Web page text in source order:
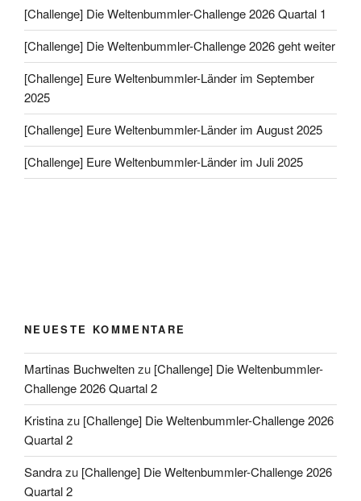
[Challenge] Die Weltenbummler-Challenge 2026 Quartal 1
[Challenge] Die Weltenbummler-Challenge 2026 geht weiter
[Challenge] Eure Weltenbummler-Länder im September
2025
[Challenge] Eure Weltenbummler-Länder im August 2025
[Challenge] Eure Weltenbummler-Länder im Juli 2025
NEUESTE KOMMENTARE
Martinas Buchweltenzu [Challenge] Die Weltenbummler-
Challenge 2026 Quartal 2
Kristinazu [Challenge] Die Weltenbummler-Challenge 2026
Quartal 2
Sandrazu [Challenge] Die Weltenbummler-Challenge 2026
Quartal 2